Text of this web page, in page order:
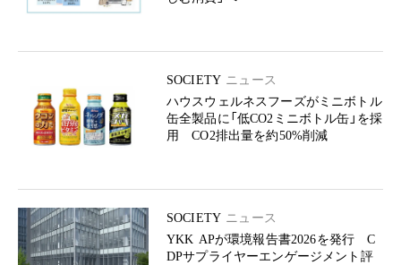
SOCIETY ニュース
ハウスウェルネスフーズがミニボトル
缶全製品に「低CO2ミニボトル缶」を採
用 CO2排出量を約50%削減
SOCIETY ニュース
YKK APが環境報告書2026を発行 C
DPサプライヤーエンゲージメント評